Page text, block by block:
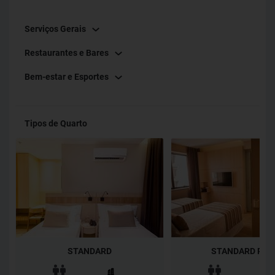
Serviços Gerais
Restaurantes e Bares
Bem-estar e Esportes
Tipos de Quarto
STANDARD STANDARD